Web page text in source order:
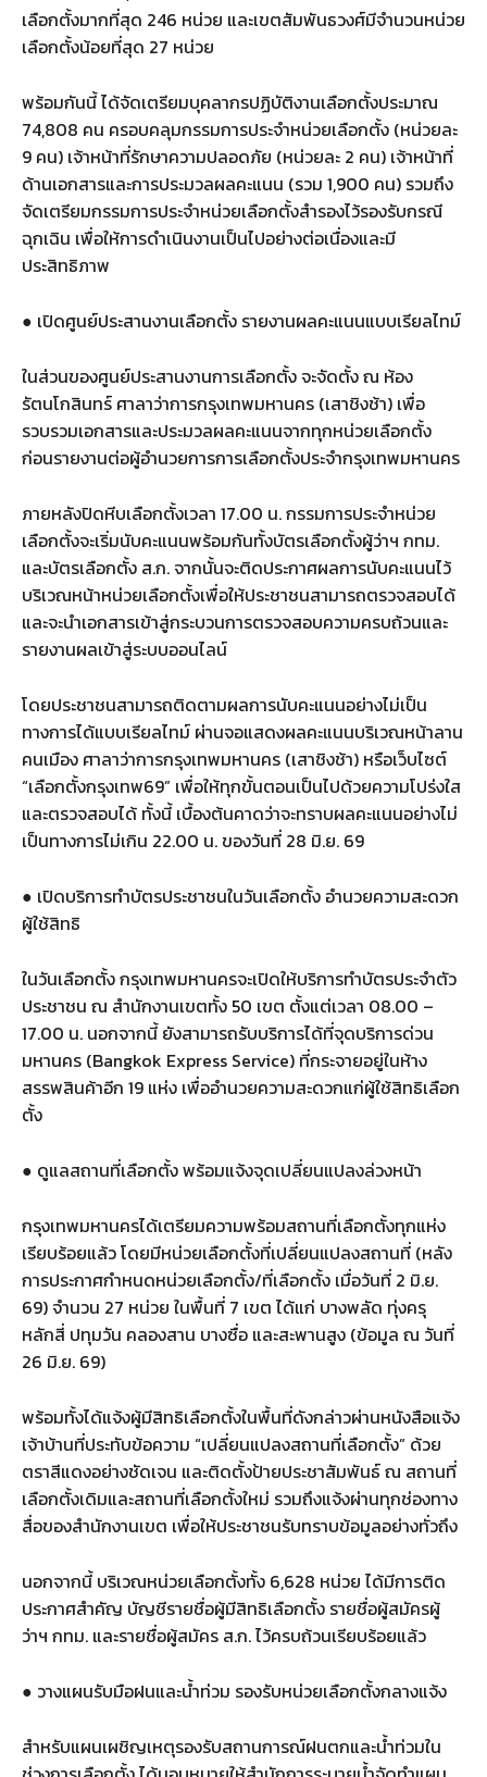
เลือกตั้งมากที่สุด 246 หน่วย และเขตสัมพันธวงศ์มีจำนวนหน่วย
เลือกตั้งน้อยที่สุด 27 หน่วย
พร้อมกันนี้ ได้จัดเตรียมบุคลากรปฏิบัติงานเลือกตั้งประมาณ
74,808 คน ครอบคลุมกรรมการประจำหน่วยเลือกตั้ง (หน่วยละ
9 คน) เจ้าหน้าที่รักษาความปลอดภัย (หน่วยละ 2 คน) เจ้าหน้าที่
ด้านเอกสารและการประมวลผลคะแนน (รวม 1,900 คน) รวมถึง
จัดเตรียมกรรมการประจำหน่วยเลือกตั้งสำรองไว้รองรับกรณี
ฉุกเฉิน เพื่อให้การดำเนินงานเป็นไปอย่างต่อเนื่องและมี
ประสิทธิภาพ
● เปิดศูนย์ประสานงานเลือกตั้ง รายงานผลคะแนนแบบเรียลไทม์
ในส่วนของศูนย์ประสานงานการเลือกตั้ง จะจัดตั้ง ณ ห้อง
รัตนโกสินทร์ ศาลาว่าการกรุงเทพมหานคร (เสาชิงช้า) เพื่อ
รวบรวมเอกสารและประมวลผลคะแนนจากทุกหน่วยเลือกตั้ง
ก่อนรายงานต่อผู้อำนวยการการเลือกตั้งประจำกรุงเทพมหานคร
ภายหลังปิดหีบเลือกตั้งเวลา 17.00 น. กรรมการประจำหน่วย
เลือกตั้งจะเริ่มนับคะแนนพร้อมกันทั้งบัตรเลือกตั้งผู้ว่าฯ กทม.
และบัตรเลือกตั้ง ส.ก. จากนั้นจะติดประกาศผลการนับคะแนนไว้
บริเวณหน้าหน่วยเลือกตั้งเพื่อให้ประชาชนสามารถตรวจสอบได้
และจะนำเอกสารเข้าสู่กระบวนการตรวจสอบความครบถ้วนและ
รายงานผลเข้าสู่ระบบออนไลน์
โดยประชาชนสามารถติดตามผลการนับคะแนนอย่างไม่เป็น
ทางการได้แบบเรียลไทม์ ผ่านจอแสดงผลคะแนนบริเวณหน้าลาน
คนเมือง ศาลาว่าการกรุงเทพมหานคร (เสาชิงช้า) หรือเว็บไซต์
“เลือกตั้งกรุงเทพ69” เพื่อให้ทุกขั้นตอนเป็นไปด้วยความโปร่งใส
และตรวจสอบได้ ทั้งนี้ เบื้องต้นคาดว่าจะทราบผลคะแนนอย่างไม่
เป็นทางการไม่เกิน 22.00 น. ของวันที่ 28 มิ.ย. 69
● เปิดบริการทำบัตรประชาชนในวันเลือกตั้ง อำนวยความสะดวก
ผู้ใช้สิทธิ
ในวันเลือกตั้ง กรุงเทพมหานครจะเปิดให้บริการทำบัตรประจำตัว
ประชาชน ณ สำนักงานเขตทั้ง 50 เขต ตั้งแต่เวลา 08.00 –
17.00 น. นอกจากนี้ ยังสามารถรับบริการได้ที่จุดบริการด่วน
มหานคร (Bangkok Express Service) ที่กระจายอยู่ในห้าง
สรรพสินค้าอีก 19 แห่ง เพื่ออำนวยความสะดวกแก่ผู้ใช้สิทธิเลือก
ตั้ง
● ดูแลสถานที่เลือกตั้ง พร้อมแจ้งจุดเปลี่ยนแปลงล่วงหน้า
กรุงเทพมหานครได้เตรียมความพร้อมสถานที่เลือกตั้งทุกแห่ง
เรียบร้อยแล้ว โดยมีหน่วยเลือกตั้งที่เปลี่ยนแปลงสถานที่ (หลัง
การประกาศกำหนดหน่วยเลือกตั้ง/ที่เลือกตั้ง เมื่อวันที่ 2 มิ.ย.
69) จำนวน 27 หน่วย ในพื้นที่ 7 เขต ได้แก่ บางพลัด ทุ่งครุ
หลักสี่ ปทุมวัน คลองสาน บางซื่อ และสะพานสูง (ข้อมูล ณ วันที่
26 มิ.ย. 69)
พร้อมทั้งได้แจ้งผู้มีสิทธิเลือกตั้งในพื้นที่ดังกล่าวผ่านหนังสือแจ้ง
เจ้าบ้านที่ประทับข้อความ “เปลี่ยนแปลงสถานที่เลือกตั้ง” ด้วย
ตราสีแดงอย่างชัดเจน และติดตั้งป้ายประชาสัมพันธ์ ณ สถานที่
เลือกตั้งเดิมและสถานที่เลือกตั้งใหม่ รวมถึงแจ้งผ่านทุกช่องทาง
สื่อของสำนักงานเขต เพื่อให้ประชาชนรับทราบข้อมูลอย่างทั่วถึง
นอกจากนี้ บริเวณหน่วยเลือกตั้งทั้ง 6,628 หน่วย ได้มีการติด
ประกาศสำคัญ บัญชีรายชื่อผู้มีสิทธิเลือกตั้ง รายชื่อผู้สมัครผู้
ว่าฯ กทม. และรายชื่อผู้สมัคร ส.ก. ไว้ครบถ้วนเรียบร้อยแล้ว
● วางแผนรับมือฝนและน้ำท่วม รองรับหน่วยเลือกตั้งกลางแจ้ง
สำหรับแผนเผชิญเหตุรองรับสถานการณ์ฝนตกและน้ำท่วมใน